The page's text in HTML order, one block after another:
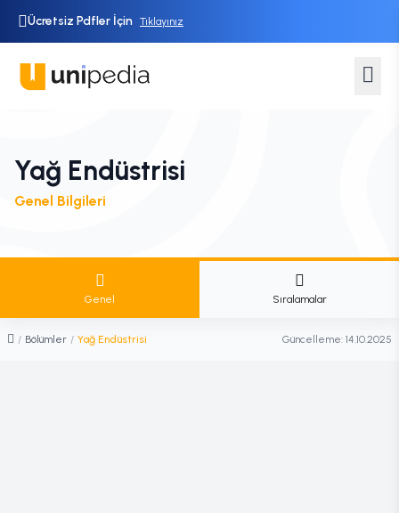
Ücretsiz Pdfler İçin Tıklayınız
Yağ Endüstrisi
Genel Bilgileri
Genel Sıralamalar
/ Bölümler / Yağ Endüstrisi Güncelleme: 14.10.2025